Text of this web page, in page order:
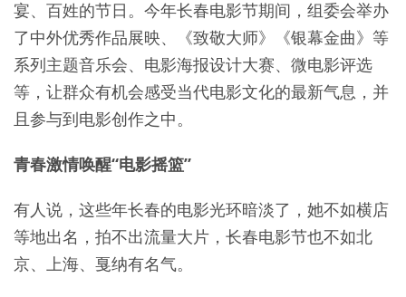
宴、百姓的节日。今年长春电影节期间，组委会举办
了中外优秀作品展映、《致敬大师》《银幕金曲》等
系列主题音乐会、电影海报设计大赛、微电影评选
等，让群众有机会感受当代电影文化的最新气息，并
且参与到电影创作之中。
青春激情唤醒“电影摇篮”
有人说，这些年长春的电影光环暗淡了，她不如横店
等地出名，拍不出流量大片，长春电影节也不如北
京、上海、戛纳有名气。